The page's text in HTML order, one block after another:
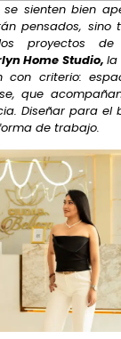
sienten bien
pensados, sino
proyectos de
Home Studio,la
con criterio:
que
Diseñar para el
de trabajo.